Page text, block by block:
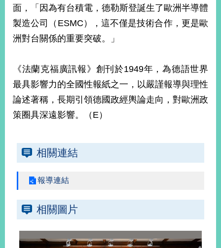
部
信
箱
粉
專
頁
政
站
資
放
宣
告
隱
私
面，「因為有台積電，德勒斯登誕生了歐洲半導體
製造公司（ESMC），這不僅是技術合作，更是歐
洲對台關係的重要突破。」
《法蘭克福廣訊報》創刊於1949年，為德語世界
最具影響力的全國性報紙之一，以嚴謹報導與理性
論述著稱，長期引領德國政經輿論走向，對歐洲政
策圈具深遠影響。（E）
相關連結
報導連結
相關圖片